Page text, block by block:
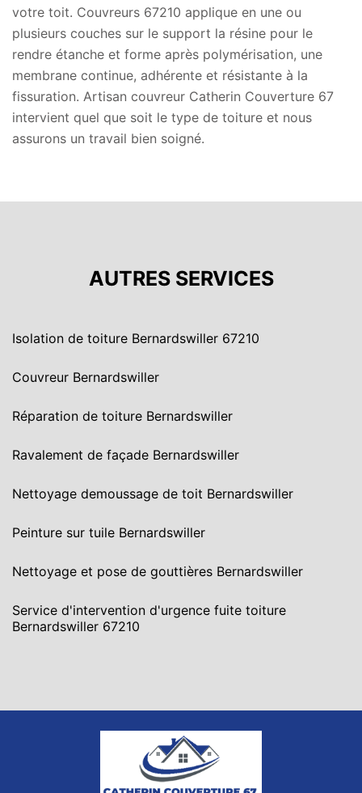
votre toit. Couvreurs 67210 applique en une ou
plusieurs couches sur le support la résine pour le
rendre étanche et forme après polymérisation, une
membrane continue, adhérente et résistante à la
fissuration. Artisan couvreur Catherin Couverture 67
intervient quel que soit le type de toiture et nous
assurons un travail bien soigné.
AUTRES SERVICES
Isolation de toiture Bernardswiller 67210
Couvreur Bernardswiller
Réparation de toiture Bernardswiller
Ravalement de façade Bernardswiller
Nettoyage demoussage de toit Bernardswiller
Peinture sur tuile Bernardswiller
Nettoyage et pose de gouttières Bernardswiller
Service d'intervention d'urgence fuite toiture
Bernardswiller 67210